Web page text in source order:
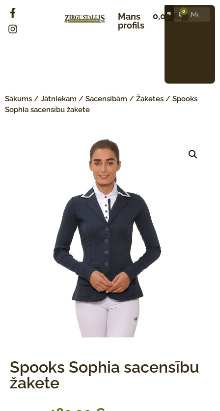
Mans
profils
0,00 € 0
Sākums / Jātniekam / Sacensībām / Žaketes / Spooks
Sophia sacensību žakete
Spooks Sophia sacensību
žakete